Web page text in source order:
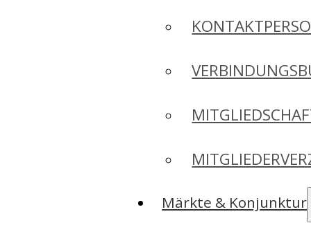
Märkte & Konjunktur